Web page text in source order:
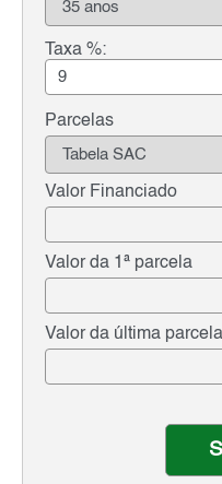
Taxa %:
Parcelas
Valor Financiado
Valor da 1ª parcela
Valor da última parcela